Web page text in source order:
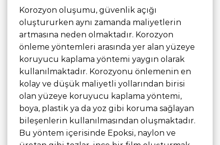
Korozyon oluşumu, güvenlik açığı
oluştururken aynı zamanda maliyetlerin
artmasına neden olmaktadır. Korozyon
önleme yöntemleri arasında yer alan yüzeye
koruyucu kaplama yöntemi yaygın olarak
kullanılmaktadır. Korozyonu önlemenin en
kolay ve düşük maliyetli yollarından birisi
olan yüzeye koruyucu kaplama yöntemi,
boya, plastik ya da yoz gibi koruma sağlayan
bileşenlerin kullanılmasından oluşmaktadır.
Bu yöntem içerisinde Epoksi, naylon ve